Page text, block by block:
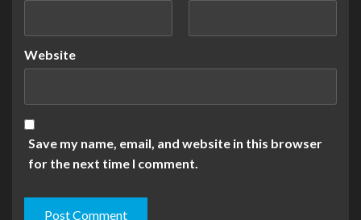
Website
Save my name, email, and website in this browser
for the next time I comment.